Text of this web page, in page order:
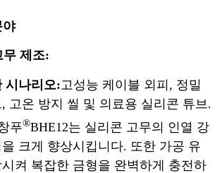
야
무 제조:
시나리오:고성능 케이블 외피, 정밀
고온 방지 씰 및 의료용 실리콘 튜브.
푸®BHE12는 실리콘 고무의 인열 강
크게 향상시킵니다. 또한 가공 유
켜 복잡한 금형을 완벽하게 충전하